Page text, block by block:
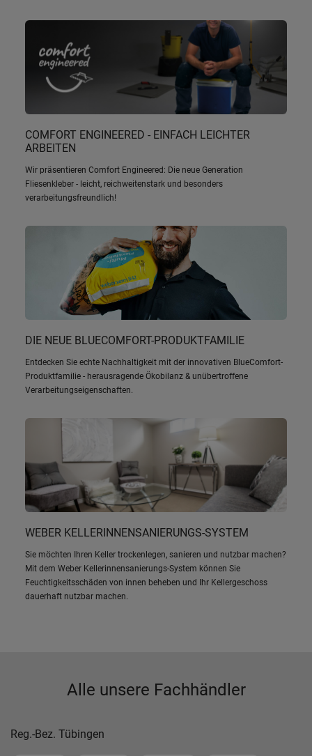
COMFORT ENGINEERED - EINFACH LEICHTER
ARBEITEN
Wir präsentieren Comfort Engineered: Die neue Generation
Fliesenkleber - leicht, reichweitenstark und besonders
verarbeitungsfreundlich!
DIE NEUE BLUECOMFORT-PRODUKTFAMILIE
Entdecken Sie echte Nachhaltigkeit mit der innovativen BlueComfort-
Produktfamilie - herausragende Ökobilanz & unübertroffene
Verarbeitungseigenschaften.
WEBER KELLERINNENSANIERUNGS-SYSTEM
Sie möchten Ihren Keller trockenlegen, sanieren und nutzbar machen?
Mit dem Weber Kellerinnensanierungs-System können Sie
Feuchtigkeitsschäden von innen beheben und Ihr Kellergeschoss
dauerhaft nutzbar machen.
Alle unsere Fachhändler
Reg.-Bez. Tübingen